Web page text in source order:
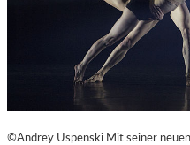
©Andrey Uspenski Mit seiner